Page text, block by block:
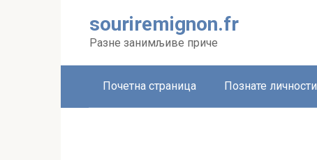
souriremignon.fr
Разне занимљиве приче
Почетна страница Познате личности